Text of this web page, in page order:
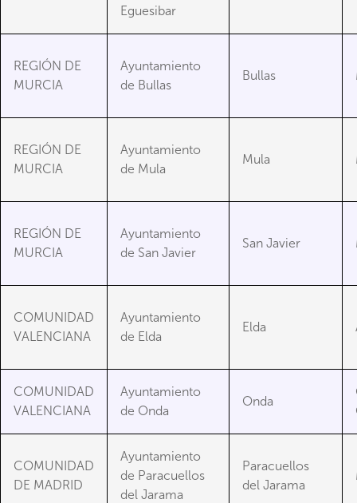
Eguesibar
REGIÓN DE
MURCIA
Ayuntamiento
de Bullas
Bullas
REGIÓN DE
MURCIA
Ayuntamiento
de Mula
Mula
REGIÓN DE
MURCIA
Ayuntamiento
de San Javier
San Javier
COMUNIDAD
VALENCIANA
Ayuntamiento
de Elda
Elda
COMUNIDAD
VALENCIANA
Ayuntamiento
de Onda
Onda
COMUNIDAD
DE MADRID
Ayuntamiento
de Paracuellos
del Jarama
Paracuellos
del Jarama